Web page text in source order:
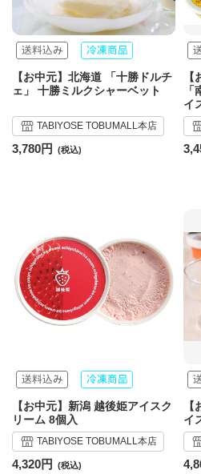
【お中元】北海道 「十勝ドルチ
ェ」 十勝ミルクシャーベット
TABIYOSE TOBUMALL本店
3,780円
イ
【お中元】新潟 越後姫アイスク
リーム 8個入
TABIYOSE TOBUMALL本店
4,320円
イ